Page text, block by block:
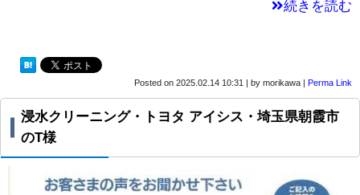
続きを読む
Posted on 2025.02.14 10:31 by morikawa Perma Link
浸水クリーニング・トヨタ アイシス・埼玉県朝霞市
のT様